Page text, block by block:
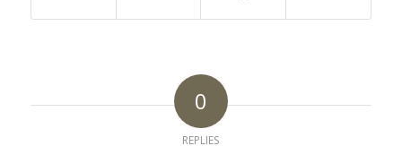
0
REPLIES